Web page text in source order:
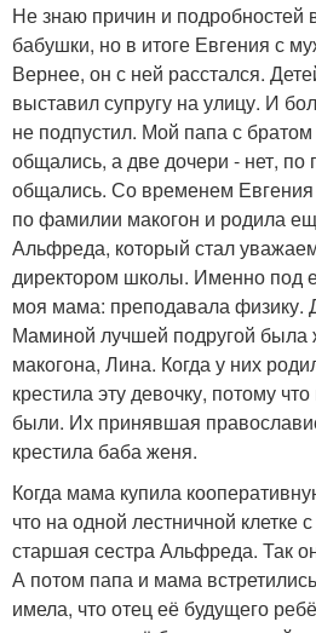
Не знаю причин и подробностей
бабушки, но в итоге Евгения с
Вернее, он с ней расстался.
выставил супругу на улицу. И
не подпустил. Мой папа с
общались, а две дочери - нет, по
общались. Со временем
по фамилии макогон и родила
Альфреда, который стал
директором школы. Именно под
моя мама: преподавала физику.
Маминой лучшей подругой
макогона, Лина. Когда у них
крестила эту девочку, потому
были. Их принявшая
крестила баба женя.
Когда мама купила
что на одной лестничной клетке
старшая сестра Альфреда. Так
А потом папа и мама
имела, что отец её будущего